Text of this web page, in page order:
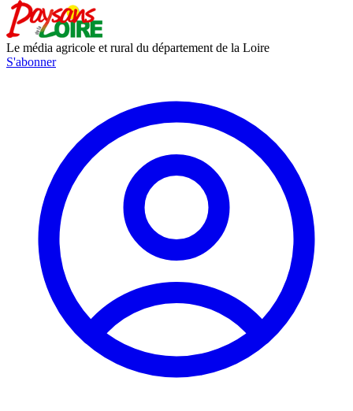
Le média agricole et rural du département de la Loire
S'abonner